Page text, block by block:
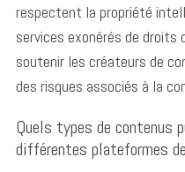
respectent la propriété
services exonérés de droits
soutenir les créateurs de
des risques associés à la
Quels types de contenus
différentes plateformes